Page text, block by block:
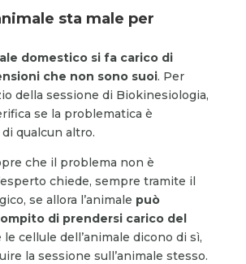
sta male per
domestico si fa carico di
che non sono suoi. Per
della sessione di Biokinesiologia,
se la problematica è
di qualcun altro.
che il problema non è
chiede, sempre tramite il
se allora l’animale può
di prendersi carico del
le cellule dell’animale dicono di sì,
la sessione sull’animale stesso.